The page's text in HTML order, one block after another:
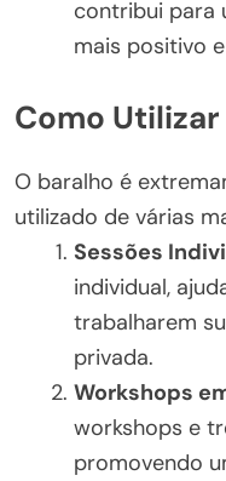
contribui para
mais positivo
Como
O baralho é
utilizado de várias
Sessões
individual,
trabalharem
privada.
Workshops
workshops e
promovendo